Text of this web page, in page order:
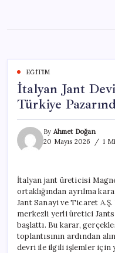
content
EĞITIM
İtalyan Jant
Türkiye
By Ahmet Doğan
20 Mayıs 2026
1
İtalyan jant üreticisi
ortaklığından ayrılma
Jant Sanayi ve Ticaret
merkezli yerli üretici
başlattı. Bu karar,
toplantısının ardından
devri ile ilgili işlemler için